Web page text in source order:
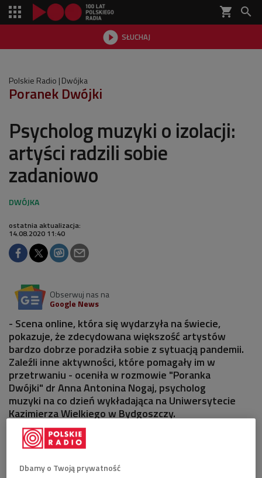
shopping_cart 
 SŁUCHAJ

Polskie Radio Dwójka
Poranek Dwójki
Psycholog muzyki o izolacji:
artyści radzili sobie
zadaniowo
ostatnia aktualizacja:
14.08.2020 11:40
Obserwuj nas na
Google News
- Scena online, która się wydarzyła na świecie,
pokazuje, że zdecydowana większość artystów
bardzo dobrze poradziła sobie z sytuacją pandemii.
Zaleźli inne aktywności, które pomagały im w
przetrwaniu - oceniła w rozmowie "Poranka
Dwójki" dr Anna Antonina Nogaj, psycholog
muzyki na co dzień wykładająca na Uniwersytecie
Kazimierza Wielkiego w Bydgoszczy.
Dbamy o Twoją prywatność